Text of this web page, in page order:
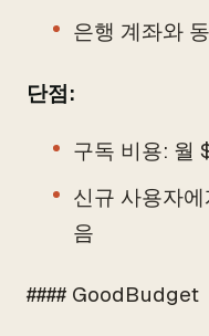
은행 계좌와
단점:
구독 비용: 월
신규 사용자
음
#### GoodBudget